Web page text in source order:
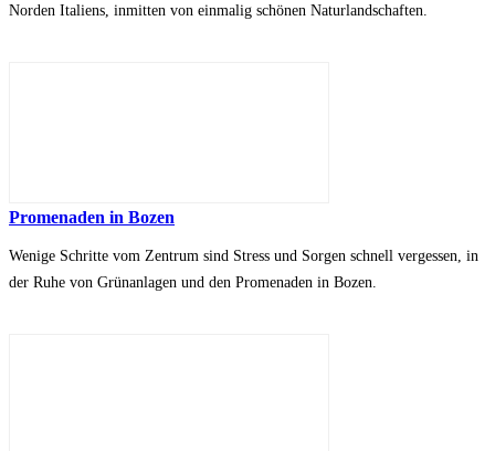
Norden Italiens, inmitten von einmalig schönen Naturlandschaften.
Promenaden in Bozen
Wenige Schritte vom Zentrum sind Stress und Sorgen schnell vergessen, in
der Ruhe von Grünanlagen und den Promenaden in Bozen.